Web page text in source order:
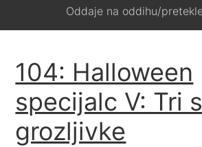
Oddaje na oddihu/
104: Halloween
specijalc V: Tri
grozljivke